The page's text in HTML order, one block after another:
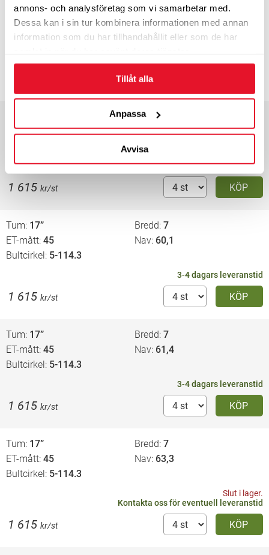
annons- och analysföretag som vi samarbetar med.
Dessa kan i sin tur kombinera informationen med annan
information som du har tillhandahållit eller som de har
Tillåt alla
Anpassa
Avvisa
Tum 17” Bredd
7
ET-mått 35 Nav 60,1
Bultcirkel 5-114.3
Bredd
ET-mått 40 Nav 66,1
3-4 dagars leveranstid
KÖP
1 615 kr/st
Tum 17” Bredd 7
ET-mått 45 Nav 60,1
Bultcirkel 5-114.3
3-4 dagars leveranstid
KÖP
1 615 kr/st
Tum 17” Bredd 7
ET-mått 45 Nav 61,4
Bultcirkel 5-114.3
3-4 dagars leveranstid
KÖP
1 615 kr/st
Tum 17” Bredd 7
ET-mått 45 Nav 63,3
Bultcirkel 5-114.3
Slut i lager.
Kontakta ossför eventuell leveranstid
KÖP
1 615 kr/st